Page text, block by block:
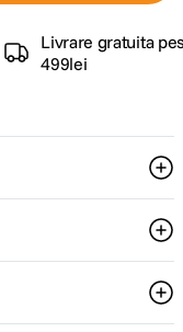
Livrare gratuita
499lei